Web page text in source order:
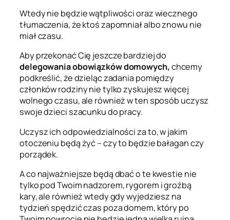
Wtedy nie będzie wątpliwości oraz wiecznego
tłumaczenia, że ktoś zapomniał albo znowu nie
miał czasu.
Aby przekonać Cię jeszcze bardziej do
delegowania obowiązków domowych, chcemy
podkreślić, że dzieląc zadania pomiędzy
członków rodziny nie tylko zyskujesz więcej
wolnego czasu, ale również w ten sposób uczysz
swoje dzieci szacunku do pracy.
Uczysz ich odpowiedzialności za to, w jakim
otoczeniu będą żyć – czy to będzie bałagan czy
porządek.
A co najważniejsze będą dbać o te kwestie nie
tylko pod Twoim nadzorem, rygorem i groźbą
kary, ale również wtedy gdy wyjedziesz na
tydzień spędzić czas poza domem, który po